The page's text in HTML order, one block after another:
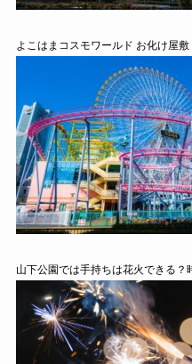
よこはまコスモワールド お化け
山下公園では手持ちは花火できる？